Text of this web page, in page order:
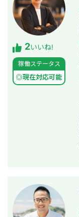
2いいね!
稼働ステータス
◎現在対応可能